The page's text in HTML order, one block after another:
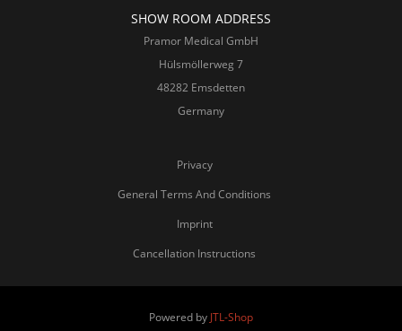
SHOW ROOM ADDRESS
Pramor Medical GmbH
Hülsmöllerweg 7
48282 Emsdetten
Germany
Privacy
General Terms And Conditions
Imprint
Cancellation Instructions
Powered by JTL-Shop